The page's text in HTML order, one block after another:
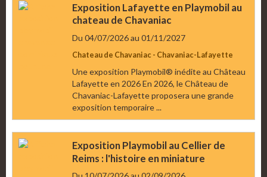
Exposition Lafayette en Playmobil au
chateau de Chavaniac
Du 04/07/2026au 01/11/2027
Chateau de Chavaniac - Chavaniac-Lafayette
Une exposition Playmobil® inédite au Château
Lafayette en 2026 En 2026, le Château de
Chavaniac-Lafayette proposera une grande
exposition temporaire ...
Exposition Playmobil au Cellier de
Reims : l'histoire en miniature